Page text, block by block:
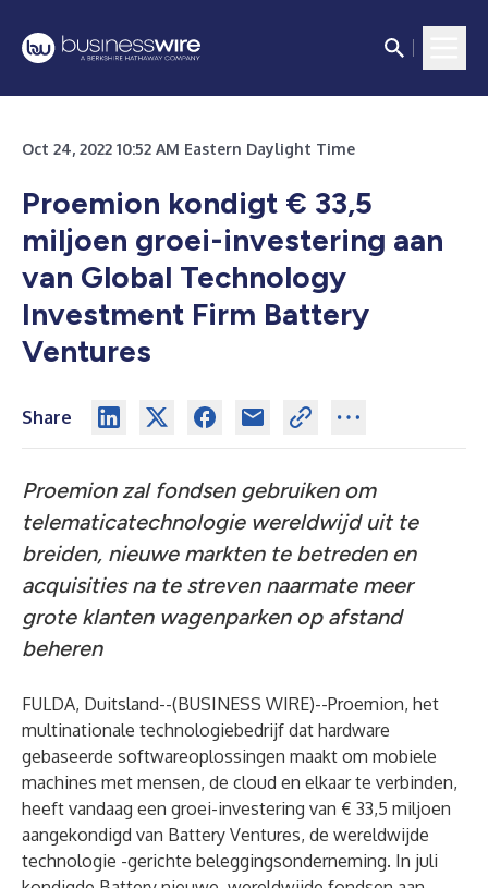
Oct 24, 2022 10:52 AM Eastern Daylight Time
Proemion kondigt € 33,5
miljoen groei-investering aan
van Global Technology
Investment Firm Battery
Ventures
Share
Proemion zal fondsen gebruiken om
telematicatechnologie wereldwijd uit te
breiden, nieuwe markten te betreden en
acquisities na te streven naarmate meer
grote klanten wagenparken op afstand
beheren
FULDA, Duitsland--(BUSINESS WIRE)--Proemion, het
multinationale technologiebedrijf dat hardware
gebaseerde softwareoplossingen maakt om mobiele
machines met mensen, de cloud en elkaar te verbinden,
heeft vandaag een groei-investering van € 33,5 miljoen
aangekondigd van Battery Ventures, de wereldwijde
technologie -gerichte beleggingsonderneming. In juli